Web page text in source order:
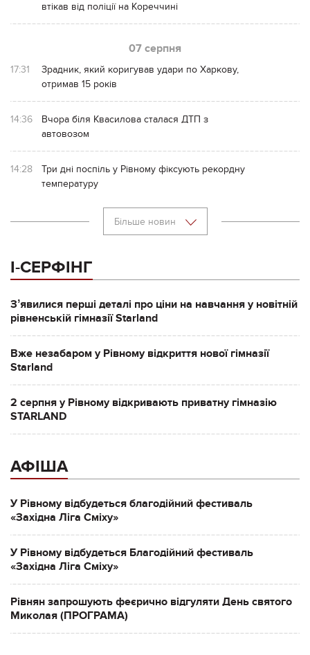
втікав від поліції на Кореччині
07 серпня
17:31
Зрадник, який коригував удари по Харкову,
отримав 15 років
14:36
Вчора біля Квасилова сталася ДТП з
автовозом
14:28
Три дні поспіль у Рівному фіксують рекордну
температуру
Більше новин
І-СЕРФІНГ
Зʼявилися перші деталі про ціни на навчання у новітній
рівненській гімназії Starland
Вже незабаром у Рівному відкриття нової гімназії
Starland
2 серпня у Рівному відкривають приватну гімназію
STARLAND
АФІША
У Рівному відбудеться благодійний фестиваль
«Західна Ліга Сміху»
У Рівному відбудеться Благодійний фестиваль
«Західна Ліга Сміху»
Рівнян запрошують феєрично відгуляти День святого
Миколая (ПРОГРАМА)